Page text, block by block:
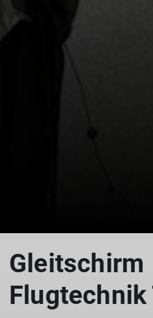
Gleitschirm
Flugtechnik